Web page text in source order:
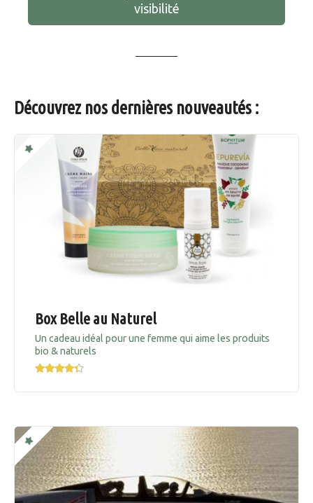
visibilité
Découvrez nos dernières nouveautés :
Box Belle au Naturel
Un cadeau idéal pour une femme qui aime les produits
bio & naturels